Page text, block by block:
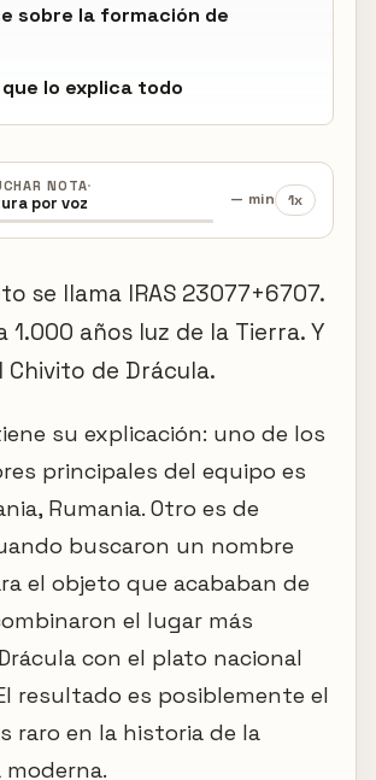
sobre la formación de
que lo explica todo
NOTA·
por voz
— min 1x
se llama IRAS 23077+6707.
1.000 años luz de la Tierra. Y
Chivito de Drácula.
su explicación: uno de los
principales del equipo es
Rumania. Otro es de
buscaron un nombre
el objeto que acababan de
el lugar más
con el plato nacional
resultado es posiblemente el
raro en la historia de la